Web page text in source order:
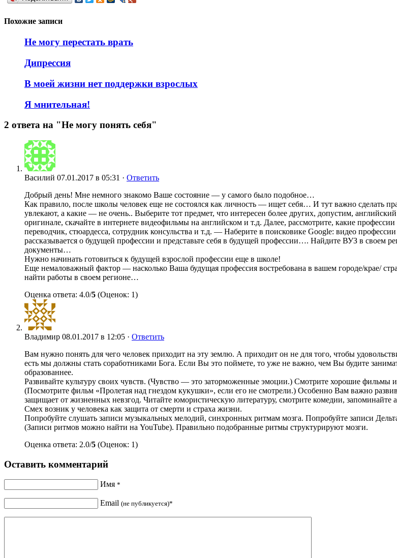
Похожие записи
Не могу перестать врать
Дипрессия
В моей жизни нет поддержки взрослых
Я мнительная!
2 ответа на "Не могу понять себя"
Василий 07.01.2017 в 05:31 · Ответить
Добрый день! Мне немного знакомо Ваше состояние — у самого было подобное…
Как правило, после школы человек еще не состоялся как личность — ищет себя… И тут важно сделать
увлекают, а какие — не очень.. Выберите тот предмет, что интересен более других, допустим,
оригинале, скачайте в интернете видеофильмы на английском и т.д. Далее, рассмотрите, какие
переводчик, стюардесса, сотрудник консульства и т.д. — Наберите в поисковике Google: видео
рассказывается о будущей профессии и представьте себя в будущей профессии…. Найдите ВУЗ в своем
документы…
Нужно начинать готовиться к будущей взрослой профессии еще в школе!
Еще немаловажный фактор — насколько Ваша будущая профессия востребована в вашем городе/крае/
найти работы в своем регионе…
Оценка ответа: 4.0/5 (Оценок: 1)
Владимир 08.01.2017 в 12:05 · Ответить
Вам нужно понять для чего человек приходит на эту землю. А приходит он не для того, чтобы
есть мы должны стать соработниками Бога. Если Вы это поймете, то уже не важно, чем Вы будите
образованнее.
Развивайте культуру своих чувств. (Чувство — это заторможенные эмоции.) Смотрите хорошие фильмы
(Посмотрите фильм «Пролетая над гнездом кукушки», если его не смотрели.) Особенно Вам важно
защищает от жизненных невзгод. Читайте юмористическую литературу, смотрите комедии,
Смех возник у человека как защита от смерти и страха жизни.
Попробуйте слушать записи музыкальных мелодий, синхронных ритмам мозга. Попробуйте записи
(Записи ритмов можно найти на YouTube). Правильно подобранные ритмы структурируют мозги.
Оценка ответа: 2.0/5 (Оценок: 1)
Оставить комментарий
Имя *
Email (не публикуется)*